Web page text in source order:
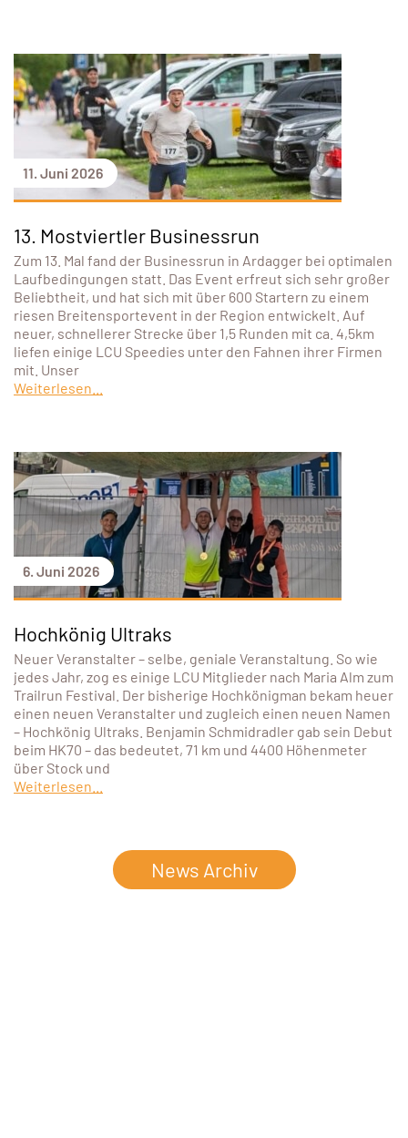
11. Juni 2026
13. Mostviertler Businessrun
Zum 13. Mal fand der Businessrun in Ardagger bei optimalen
Laufbedingungen statt. Das Event erfreut sich sehr großer
Beliebtheit, und hat sich mit über 600 Startern zu einem
riesen Breitensportevent in der Region entwickelt. Auf
neuer, schnellerer Strecke über 1,5 Runden mit ca. 4,5km
liefen einige LCU Speedies unter den Fahnen ihrer Firmen
mit. Unser
Weiterlesen...
6. Juni 2026
Hochkönig Ultraks
Neuer Veranstalter – selbe, geniale Veranstaltung. So wie
jedes Jahr, zog es einige LCU Mitglieder nach Maria Alm zum
Trailrun Festival. Der bisherige Hochkönigman bekam heuer
einen neuen Veranstalter und zugleich einen neuen Namen
– Hochkönig Ultraks. Benjamin Schmidradler gab sein Debut
beim HK70 – das bedeutet, 71 km und 4400 Höhenmeter
über Stock und
Weiterlesen...
News Archiv